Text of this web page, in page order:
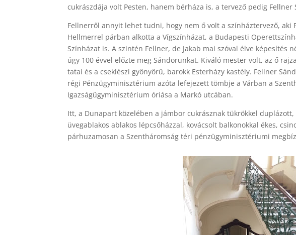
cukrászdája volt Pesten, hanem bérháza is, a tervező pedig Fellner
Fellnerről annyit lehet tudni, hogy nem ő volt a színháztervező, aki
Hellmerrel párban alkotta a Vígszínházat, a Budapesti
Színházat is. A szintén Fellner, de Jakab mai szóval élve képesítés
úgy 100 évvel előzte meg Sándorunkat. Kiváló mester volt, az ő
tatai és a cseklészi gyönyörű, barokk Esterházy kastély. Fellner
régi Pénzügyminisztérium azóta lefejezett tömbje a Várban a
Igazságügyminisztérium óriása a Markó utcában.
Itt, a Dunapart közelében a jámbor cukrásznak tükrökkel
üvegablakos ablakos lépcsőházzal, kovácsolt balkonokkal ékes,
párhuzamosan a Szentháromság téri pénzügyminisztériumi